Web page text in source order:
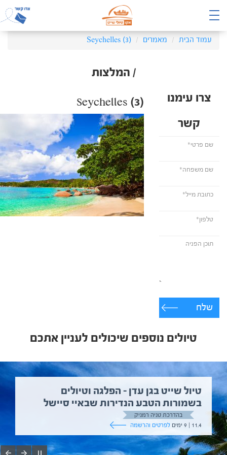
עמוד הבית מאמרים Seychelles (3)
/ המלצות
צרו עימנו
קשר
שלח
Seychelles (3)
טיולים נוספים שיכולים לעניין אתכם
טיול שייט בגן עדן – הפלגה וטיולים
בשמורות הטבע הנדירות שבאיי סיישל
בהדרכת טניה רמניק
11.4 | 9 ימים
לפרטים והרשמה